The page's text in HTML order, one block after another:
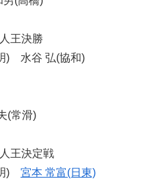
王決勝
) 水谷 弘(協和)
(常滑)
王決定戦
) 宮本 常富(日東)